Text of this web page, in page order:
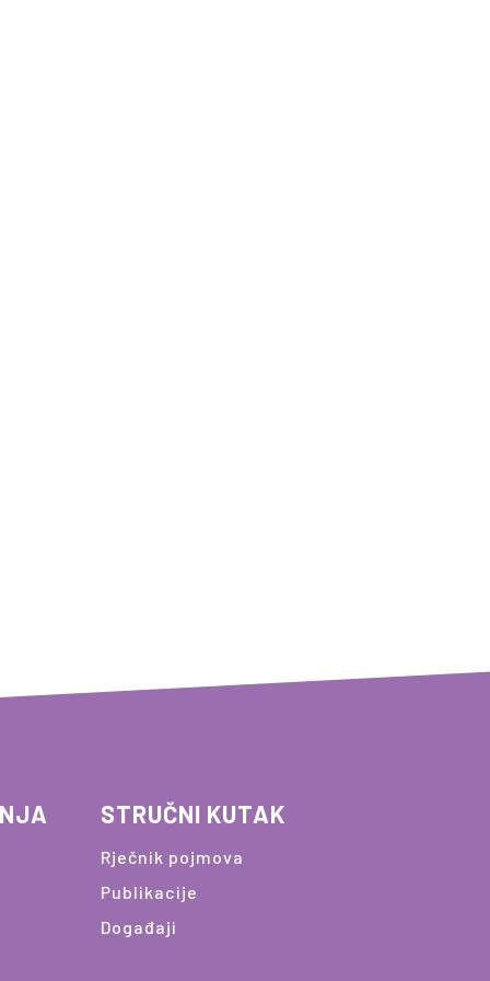
STRUČNI KUTAK
Rječnik pojmova
Publikacije
Događaji